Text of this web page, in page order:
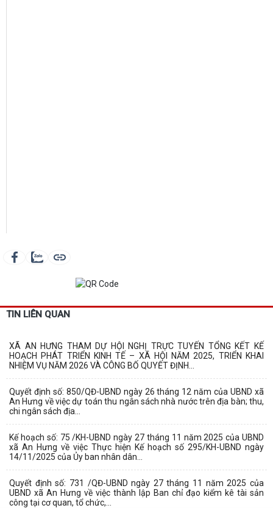
TIN LIÊN QUAN
XÃ AN HƯNG THAM DỰ HỘI NGHỊ TRỰC TUYẾN TỔNG KẾT KẾ
HOẠCH PHÁT TRIỂN KINH TẾ – XÃ HỘI NĂM 2025, TRIỂN KHAI
NHIỆM VỤ NĂM 2026 VÀ CÔNG BỐ QUYẾT ĐỊNH...
Quyết định số: 850/QĐ-UBND ngày 26 tháng 12 năm của UBND xã
An Hưng về việc dự toán thu ngân sách nhà nước trên địa bàn; thu,
chi ngân sách địa...
Kế hoạch số: 75 /KH-UBND ngày 27 tháng 11 năm 2025 của UBND
xã An Hưng về việc Thực hiện Kế hoạch số 295/KH-UBND ngày
14/11/2025 của Ủy ban nhân dân...
Quyết định số: 731 /QĐ-UBND ngày 27 tháng 11 năm 2025 của
UBND xã An Hưng về việc thành lập Ban chỉ đạo kiểm kê tài sản
công tại cơ quan, tổ chức,...